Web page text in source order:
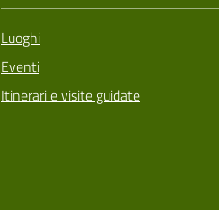
Luoghi
Eventi
Itinerari e visite guidate